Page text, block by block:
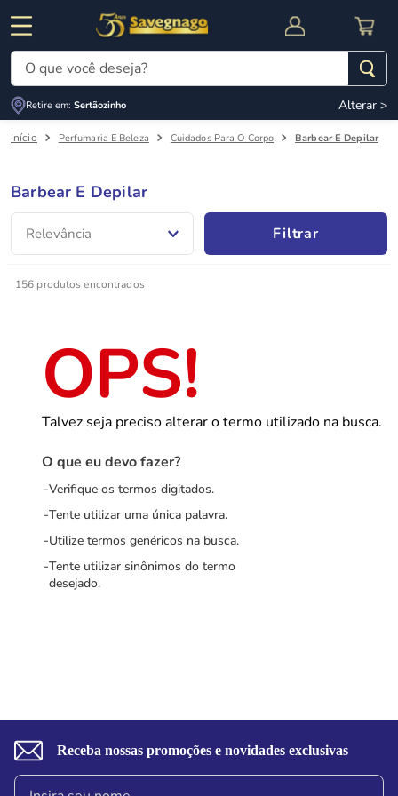
CUPOM DE DESCONTO
O que você deseja?
Retire em: Sertãozinho Alterar >
Perfumaria E Beleza Cuidados Para O Corpo Barbear E Depilar
Barbear E Depilar
Relevância Filtrar
156 produtos
Talvez seja preciso alterar o termo utilizado na busca.
O que eu devo fazer?
Verifique os termos digitados.
Tente utilizar uma única palavra.
Utilize termos genéricos na busca.
Tente utilizar sinônimos do termo
desejado.
Receba nossas promoções e novidades exclusivas
Termos mais buscados
3º
cerveja
4 º
carne